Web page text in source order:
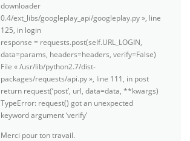
downloader
0.4/ext_libs/googleplay_api/googleplay.py », line
125, in login
response = requests.post(self.URL_LOGIN,
data=params, headers=headers, verify=False)
File « /usr/lib/python2.7/dist-
packages/requests/api.py », line 111, in post
return request(‘post’, url, data=data, **kwargs)
TypeError: request() got an unexpected
keyword argument ‘verify’
Merci pour ton travail.